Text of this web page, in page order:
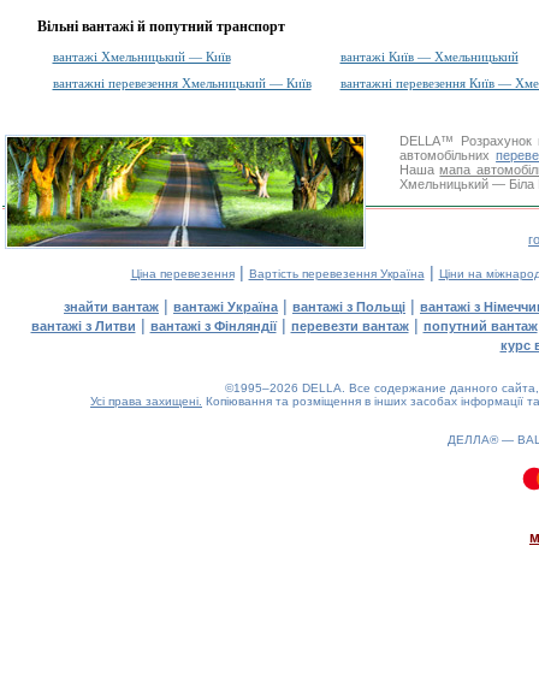
Вільні вантажі й попутний транспорт
вантажі Хмельницький — Київ
вантажі Київ — Хмельницький
вантажні перевезення Хмельницький — Київ
вантажні перевезення Київ —
DELLA™
Розрахунок
автомобільних
Нашамапа
Хмельницький — Біла
Ціна перевезення| Вартість перевезення Україна | Ціни на
знайти вантаж | вантажі Україна | вантажі з Польщі | вантажі з
вантажі з Литви | вантажі з Фінляндії| перевезти вантаж| попутний вантаж
курс
©1995–2026 DELLA. Все содержание данного
Усі права захищені. Копіювання та розміщення в інших засобах інформації
ДЕЛЛА® —